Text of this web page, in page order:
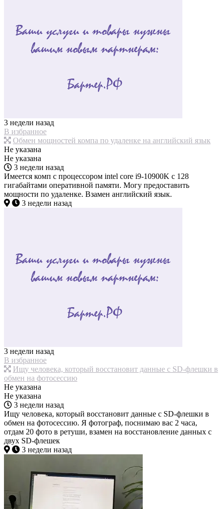
3 недели назад
В избранное
Обмен мощностей компа по удаленке на английский язык
Не указана
Не указана
3 недели назад
Имеется комп с процессором intel core i9-10900K с 128
гигабайтами оперативной памяти. Могу предоставить
мощности по удаленке. Взамен английский язык.
3 недели назад
3 недели назад
В избранное
Ищу человека, который восстановит данные с SD-флешки в
обмен на фотосессию
Не указана
Не указана
3 недели назад
Ищу человека, который восстановит данные с SD-флешки в
обмен на фотосессию. Я фотограф, поснимаю вас 2 часа,
отдам 20 фото в ретуши, взамен на восстановление данных с
двух SD-флешек
3 недели назад